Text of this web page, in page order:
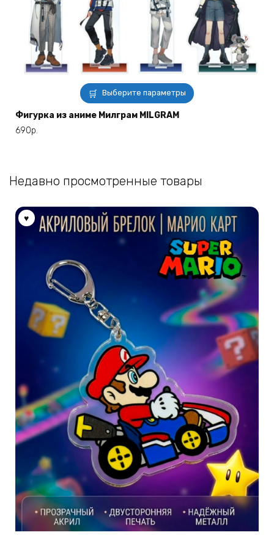
Выберите параметры
Этот
товар
имеет
выбрать
странице
товара.
Фигурка из аниме Милграм MILGRAM
690р.
Недавно просмотренные товары